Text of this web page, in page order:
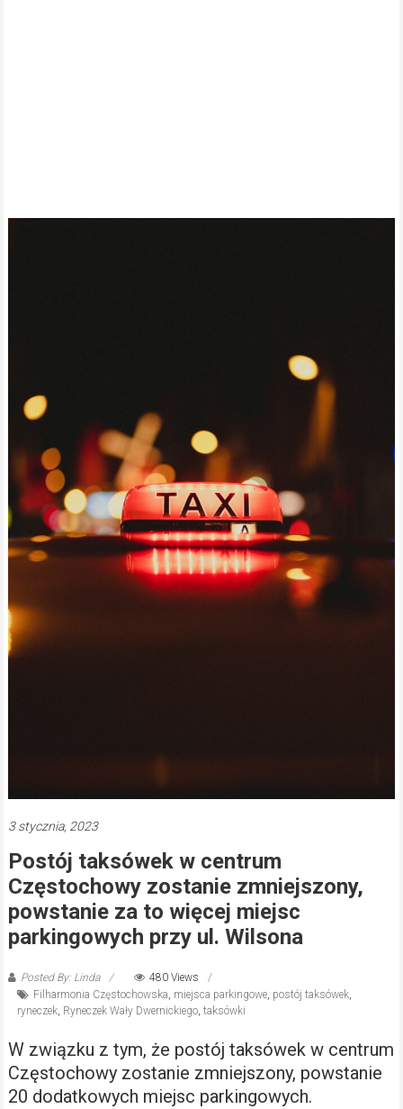
3 stycznia, 2023
Postój taksówek w centrum
Częstochowy zostanie zmniejszony,
powstanie za to więcej miejsc
parkingowych przy ul. Wilsona
Posted By: Linda
480 Views
Filharmonia Częstochowska, miejsca parkingowe, postój taksówek,
ryneczek, Ryneczek Wały Dwernickiego, taksówki
W związku z tym, że postój taksówek w centrum
Częstochowy zostanie zmniejszony, powstanie
20 dodatkowych miejsc parkingowych.